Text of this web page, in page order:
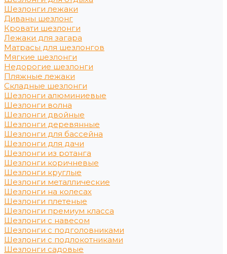
Шезлонги лежаки
Диваны шезлонг
Кровати шезлонги
Лежаки для загара
Матрасы для шезлонгов
Мягкие шезлонги
Недорогие шезлонги
Пляжные лежаки
Складные шезлонги
Шезлонги алюминиевые
Шезлонги волна
Шезлонги двойные
Шезлонги деревянные
Шезлонги для бассейна
Шезлонги для дачи
Шезлонги из ротанга
Шезлонги коричневые
Шезлонги круглые
Шезлонги металлические
Шезлонги на колесах
Шезлонги плетеные
Шезлонги премиум класса
Шезлонги с навесом
Шезлонги с подголовниками
Шезлонги с подлокотниками
Шезлонги садовые